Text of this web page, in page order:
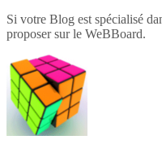
Si votre Blog est spécialisé
proposer sur le WeBBoard.